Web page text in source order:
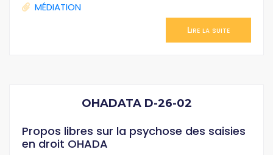
MÉDIATION
Lire la suite
OHADATA D-26-02
Propos libres sur la psychose des saisies
en droit OHADA